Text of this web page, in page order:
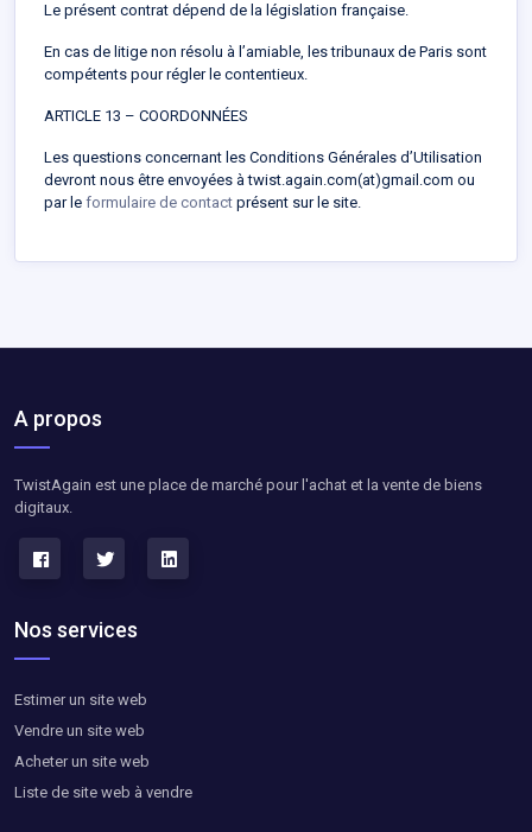
Le présent contrat dépend de la législation française.
En cas de litige non résolu à l’amiable, les tribunaux de Paris sont
compétents pour régler le contentieux.
ARTICLE 13 – COORDONNÉES
Les questions concernant les Conditions Générales d’Utilisation
devront nous être envoyées à twist.again.com(at)gmail.com ou
par le formulaire de contact présent sur le site.
A propos
TwistAgain est une place de marché pour l'achat et la vente de biens
digitaux.
Nos services
Estimer un site web
Vendre un site web
Acheter un site web
Liste de site web à vendre